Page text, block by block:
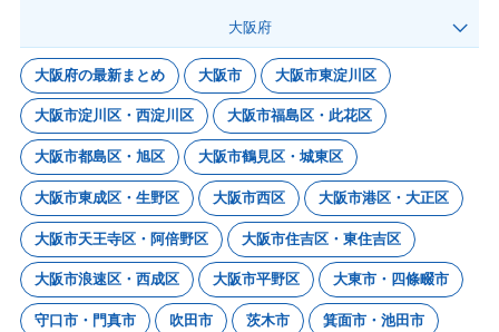
大阪府
大阪府の最新まとめ 大阪市 大阪市東淀川区
大阪市淀川区・西淀川区 大阪市福島区・此花区
大阪市都島区・旭区 大阪市鶴見区・城東区
大阪市東成区・生野区 大阪市西区 大阪市港区・大正区
大阪市天王寺区・阿倍野区 大阪市住吉区・東住吉区
大阪市浪速区・西成区 大阪市平野区 大東市・四條畷市
守口市・門真市 吹田市 茨木市 箕面市・池田市